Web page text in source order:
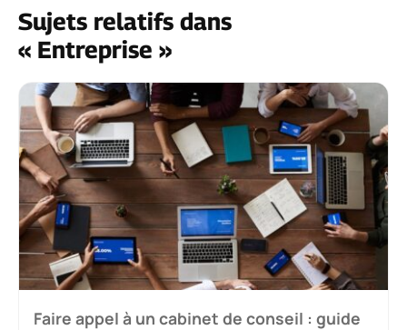
Sujets relatifs dans
« Entreprise »
Faire appel à un cabinet de conseil : guide